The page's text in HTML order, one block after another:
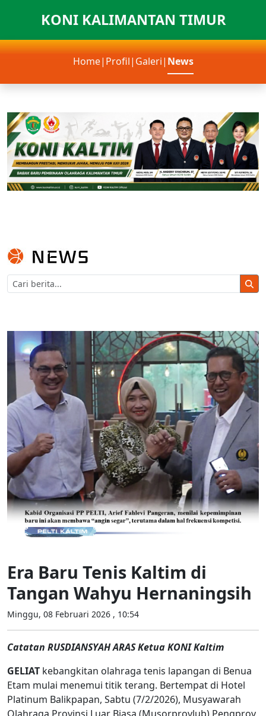
KONI KALIMANTAN TIMUR
Home| Profil| Galeri| News
Era Baru Tenis Kaltim di
Tangan Wahyu Hernaningsih
Minggu, 08 Februari 2026 , 10:54
Catatan RUSDIANSYAH ARAS Ketua KONI Kaltim
GELIAT kebangkitan olahraga tenis lapangan di Benua
Etam mulai menemui titik terang. Bertempat di Hotel
Platinum Balikpapan, Sabtu (7/2/2026), Musyawarah
Olahraga Provinsi Luar Biasa (Musorprovlub) Pengprov